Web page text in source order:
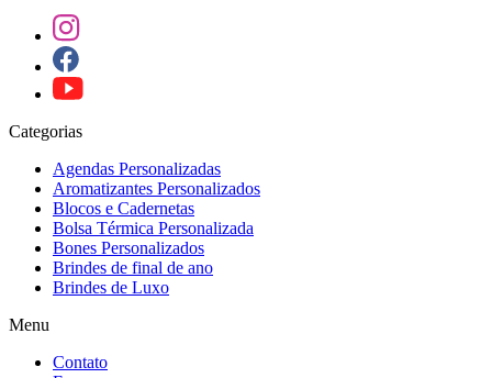
Categorias
Agendas Personalizadas
Aromatizantes Personalizados
Blocos e Cadernetas
Bolsa Térmica Personalizada
Bones Personalizados
Brindes de final de ano
Brindes de Luxo
Menu
Contato